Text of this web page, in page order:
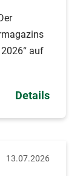
auf
Details
13.07.2026